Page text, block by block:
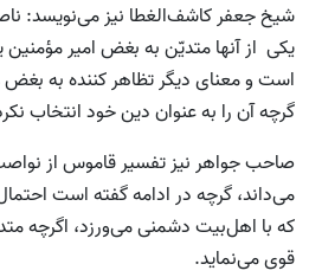
شیخ جعفر کاشف‌الغطا نیز می‌نویسد:
یکی از آنها متدیّن به بغض امیر مؤمنین
است و معنای دیگر تظاهر کننده به
گرچه آن را به عنوان دین خود انتخاب
صاحب جواهر نیز تفسیر قاموس از
می‌داند، گرچه در ادامه گفته است
که با اهل‌بیت دشمنی می‌ورزد، اگرچه
قوی می‌نماید.